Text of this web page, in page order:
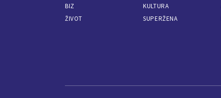
BIZ
ŽIVOT
KULTURA
SUPERŽENA